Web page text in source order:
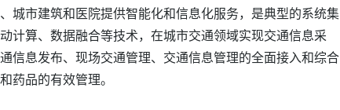
城市建筑和医院提供智能化和信息化服务，是典型的系统集
计算、数据融合等技术，在城市交通领域实现交通信息采
信息发布、现场交通管理、交通信息管理的全面接入和综合
药品的有效管理。